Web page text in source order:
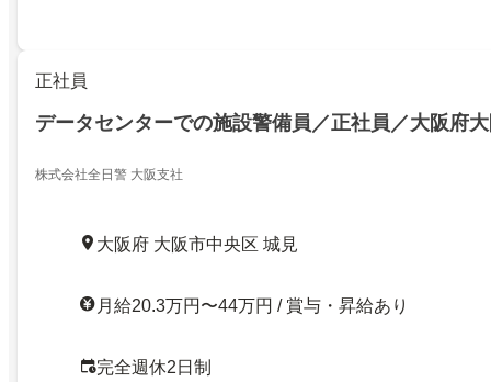
正社員
データセンターでの施設警備員／正社員／大阪府
株式会社全日警 大阪支社
大阪府 大阪市中央区 城見
月給20.3万円〜44万円 / 賞与・昇給あり
完全週休2日制